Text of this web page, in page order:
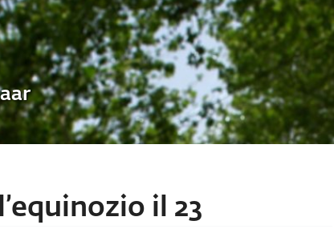
il 23